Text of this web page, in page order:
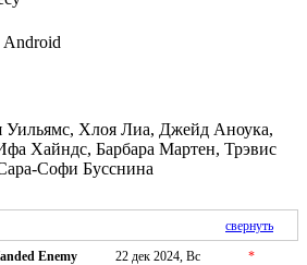
Android
Хлоя Лиа, Джейд Аноука,
Хайндс, Барбара Мартен, Трэвис
Софи Бусснина
свернуть
Enemy 22 дек 2024, Вс
*